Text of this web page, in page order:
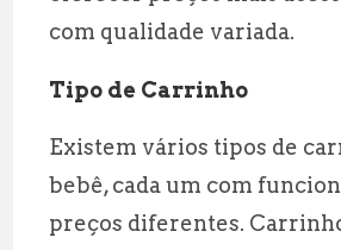
com qualidade variada.
Tipo de Carrinho
Existem vários tipos de
bebê, cada um com
preços diferentes.